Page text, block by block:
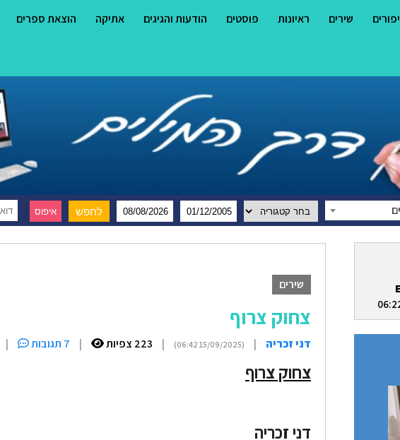
שירים ראיונות פוסטים הודעות והגיגים אתיקה הוצאת ספרים
שירים
צחוק צרוף
דני זכריה |
(15/09/2025 06:42)
| 223 צפיות | 7 תגובות |
צחוק צרוף
דני זכריה